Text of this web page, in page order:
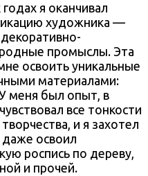
я оканчивал
художника —
промыслы. Эта
освоить уникальные
материалами:
меня был опыт, в
все тонкости
и я захотел
даже освоил
роспись по дереву,
и прочей.